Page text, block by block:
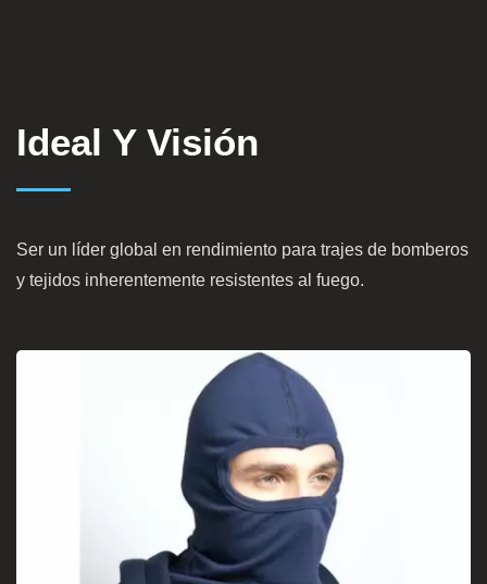
Ideal Y Visión
Ser un líder global en rendimiento para trajes de bomberos
y tejidos inherentemente resistentes al fuego.